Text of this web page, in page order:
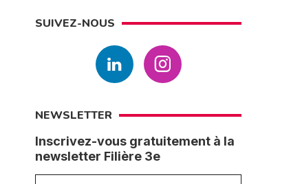
SUIVEZ-NOUS
NEWSLETTER
Inscrivez-vous gratuitement à la
newsletter Filière 3e